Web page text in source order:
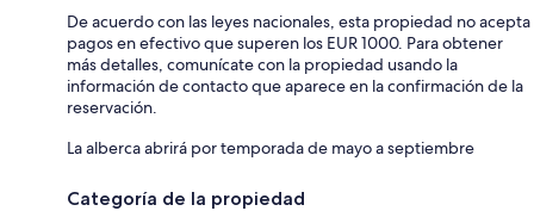
De acuerdo con las leyes nacionales, esta propiedad no acepta
pagos en efectivo que superen los EUR 1000. Para obtener
más detalles, comunícate con la propiedad usando la
información de contacto que aparece en la confirmación de la
reservación.
La alberca abrirá por temporada de mayo a septiembre
Categoría de la propiedad